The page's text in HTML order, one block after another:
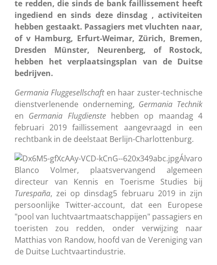
te redden, die sinds de bank faillissement heeft
ingediend en sinds deze dinsdag , activiteiten
hebben gestaakt. Passagiers met vluchten naar,
of v Hamburg, Erfurt-Weimar, Zürich, Bremen,
Dresden Münster, Neurenberg, of Rostock,
hebben het verplaatsingsplan van de Duitse
bedrijven.
Germania Fluggesellschaften haar zuster-technische
dienstverlenende onderneming, Germania Technik
en Germania Flugdienstehebben op maandag 4
februari 2019 faillissement aangevraagd in een
rechtbank in de deelstaat Berlijn-Charlottenburg.
Álvaro
Blanco Volmer, plaatsvervangend algemeen
directeur van Kennis en Toerisme Studies bij
Turespaña, zei op dinsdag5 februaru 2019 in zijn
persoonlijke Twitter-account, dat een Europese
"pool van luchtvaartmaatschappijen" passagiers en
toeristen zou redden, onder verwijzing naar
Matthias von Randow, hoofd van de Vereniging van
de Duitse Luchtvaartindustrie.